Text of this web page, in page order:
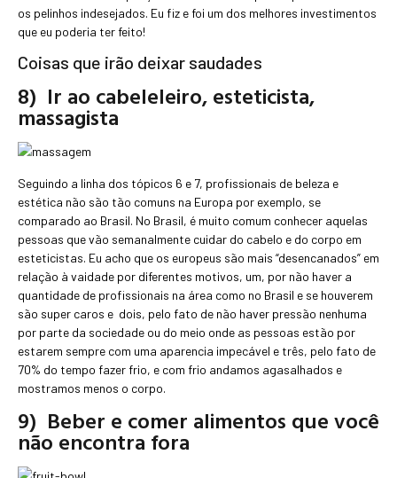
os pelinhos indesejados. Eu fiz e foi um dos melhores investimentos
que eu poderia ter feito!
Coisas que irão deixar saudades
8) Ir ao cabeleleiro, esteticista,
massagista
Seguindo a linha dos tópicos 6 e 7, profissionais de beleza e
estética não são tão comuns na Europa por exemplo, se
comparado ao Brasil. No Brasil, é muito comum conhecer aquelas
pessoas que vão semanalmente cuidar do cabelo e do corpo em
esteticistas. Eu acho que os europeus são mais “desencanados” em
relação à vaidade por diferentes motivos, um, por não haver a
quantidade de profissionais na área como no Brasil e se houverem
são super caros e dois, pelo fato de não haver pressão nenhuma
por parte da sociedade ou do meio onde as pessoas estão por
estarem sempre com uma aparencia impecável e três, pelo fato de
70% do tempo fazer frio, e com frio andamos agasalhados e
mostramos menos o corpo.
9) Beber e comer alimentos que você
não encontra fora